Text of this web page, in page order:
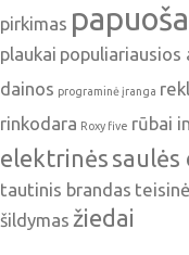
pirkimas
plaukai populiariausios
dainos programinė įranga
rinkodara Roxy five rūbai
elektrinės saulės
tautinis brandas
šildymas žiedai